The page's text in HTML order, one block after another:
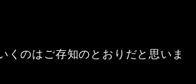
くのはご存知のとおりだと思いま